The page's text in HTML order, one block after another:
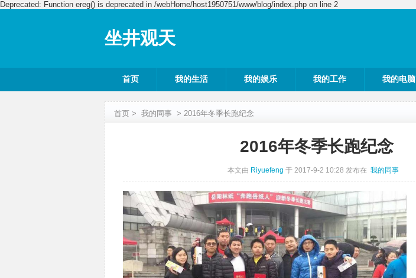
Deprecated: Function ereg() is deprecated in /webHome/host1950751/www/blog/index.php on line 2
坐井观天
首页 我的生活 我的娱乐 我的工作 我的电脑
首页 > 我的同事 > 2016年冬季长跑纪念
2016年冬季长跑纪念
本文由 Riyuefeng 于 2017-9-2 10:28 发布在 我的同事